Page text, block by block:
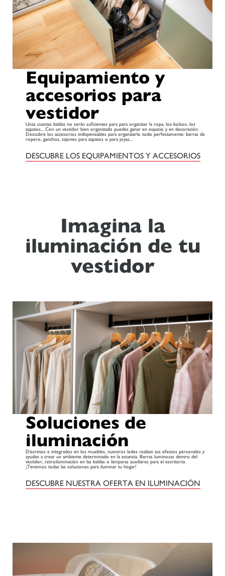
Equipamiento y
accesorios para
vestidor
Unas cuantas baldas no serán suficientes para para organizar la ropa, loa bolsos, los
zapatos... Con un vestidor bien organizado puedes ganar en espacio y en decoración.
Descubre los accesorios indispensables para organizarlo todo perfectamente: barras de
ropero, ganchos, cajones para zapatos o para joyas...
DESCUBRE LOS EQUIPAMIENTOS Y ACCESORIOS
Imagina la
iluminación de tu
vestidor
Soluciones de
iluminación
Discretos e integrados en los muebles, nuestros ledes realzan tus efectos personales y
ayudan a crear un ambiente determinado en la estancia. Barras luminosas dentro del
vestidor, retroiluminación en las baldas o lámparas auxiliares para el escritorio.
¡Tenemos todas las soluciones para iluminar tu hogar!
DESCUBRE NUESTRA OFERTA EN ILUMINACIÓN